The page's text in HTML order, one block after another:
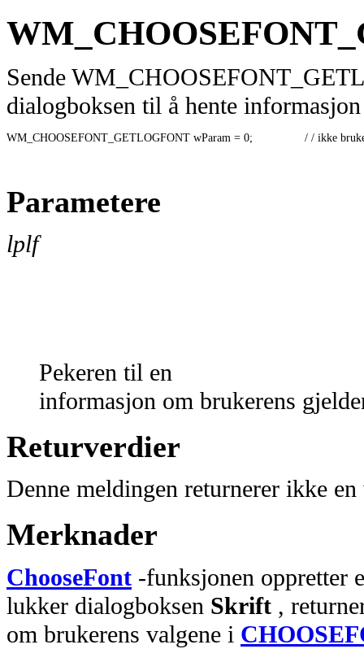
Sende
dialogboksen til å hente
WM_CHOOSEFONT_GETLOGFONT wParam = 0;                / / ikke
Parametere
lplf
Pekeren til en
informasjon om brukerens
Returverdier
Denne meldingen returnerer ikke
Merknader
ChooseFont -funksjonen oppretter
lukker dialogboksen Skrift ,
om brukerens valgene i